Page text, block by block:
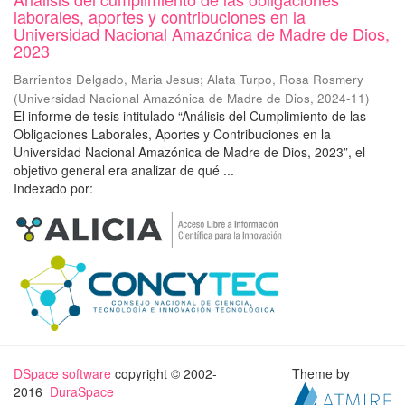
laborales, aportes y contribuciones en la
Universidad Nacional Amazónica de Madre de Dios,
2023
Barrientos Delgado, Maria Jesus; Alata Turpo, Rosa Rosmery
(Universidad Nacional Amazónica de Madre de Dios, 2024-11)
El informe de tesis intitulado “Análisis del Cumplimiento de las
Obligaciones Laborales, Aportes y Contribuciones en la
Universidad Nacional Amazónica de Madre de Dios, 2023”, el
objetivo general era analizar de qué ...
Indexado por:
DSpace software copyright © 2002-
2016 DuraSpace
Theme by